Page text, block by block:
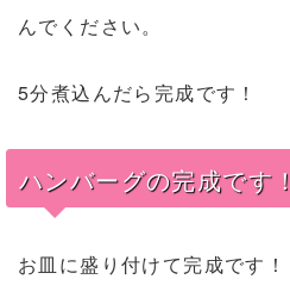
んでください。
5分煮込んだら完成です！
ハンバーグの完成です！
お皿に盛り付けて完成です！